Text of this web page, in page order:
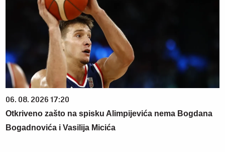
06. 08. 2026 17:20
Otkriveno zašto na spisku Alimpijevića nema Bogdana
Bogadnovića i Vasilija Micića